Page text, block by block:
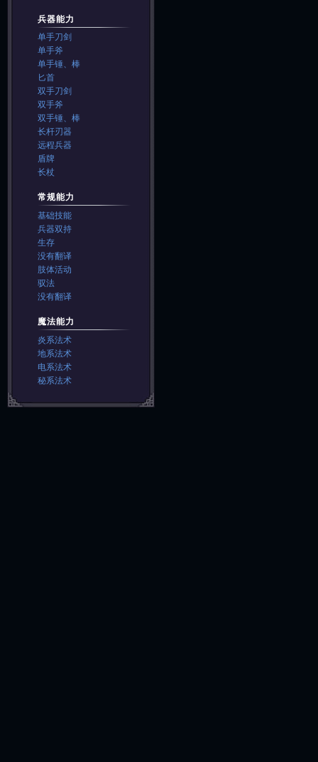
兵器能力
单手刀剑
单手斧
单手锤、棒
匕首
双手刀剑
双手斧
双手锤、棒
长杆刃器
远程兵器
盾牌
长杖
常规能力
基础技能
兵器双持
生存
没有翻译
肢体活动
驭法
没有翻译
魔法能力
炎系法术
地系法术
电系法术
秘系法术